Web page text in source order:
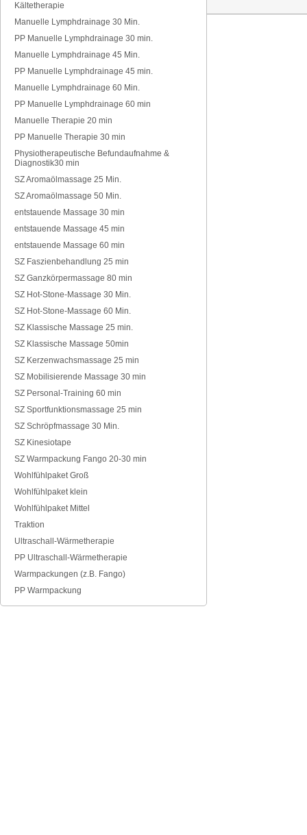
Kältetherapie
Manuelle Lymphdrainage 30 Min.
PP Manuelle Lymphdrainage 30 min.
Manuelle Lymphdrainage 45 Min.
PP Manuelle Lymphdrainage 45 min.
Manuelle Lymphdrainage 60 Min.
PP Manuelle Lymphdrainage 60 min
Manuelle Therapie 20 min
PP Manuelle Therapie 30 min
Physiotherapeutische Befundaufnahme &
Diagnostik30 min
SZ Aromaölmassage 25 Min.
SZ Aromaölmassage 50 Min.
entstauende Massage 30 min
entstauende Massage 45 min
entstauende Massage 60 min
SZ Faszienbehandlung 25 min
SZ Ganzkörpermassage 80 min
SZ Hot-Stone-Massage 30 Min.
SZ Hot-Stone-Massage 60 Min.
SZ Klassische Massage 25 min.
SZ Klassische Massage 50min
SZ Kerzenwachsmassage 25 min
SZ Mobilisierende Massage 30 min
SZ Personal-Training 60 min
SZ Sportfunktionsmassage 25 min
SZ Schröpfmassage 30 Min.
SZ Kinesiotape
SZ Warmpackung Fango 20-30 min
Wohlfühlpaket Groß
Wohlfühlpaket klein
Wohlfühlpaket Mittel
Traktion
Ultraschall-Wärmetherapie
PP Ultraschall-Wärmetherapie
Warmpackungen (z.B. Fango)
PP Warmpackung